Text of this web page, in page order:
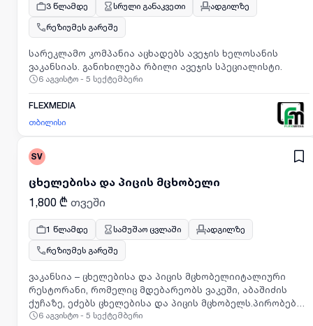
3 წლამდე სრული განაკვეთი
ადგილზე
რეზიუმეს გარეშე
სარეკლამო კომპანია აცხადებს ავეჯის ხელოსანის
ვაკანსიას. განიხილება რბილი ავეჯის სპეციალისტი.
6 აგვისტო - 5 სექტემბერი
FLEXMEDIA
თბილისი
SV
ცხელებისა და პიცის მცხობელი
1,800 ₾ თვეში
1 წლამდე სამუშაო ცვლაში
ადგილზე
რეზიუმეს გარეშე
ვაკანსია – ცხელებისა და პიცის მცხობელიიტალიური
რესტორანი, რომელიც მდებარეობს ვაკეში, აბაშიძის
ქუჩაზე, ეძებს ცხელებისა და პიცის მცხობელს.პირობები:
ანაზღაურება: 1800 ლარი სამუშაო გრაფიკი: 2/2 11:00 -23:00
6 აგვისტო - 5 სექტემბერი